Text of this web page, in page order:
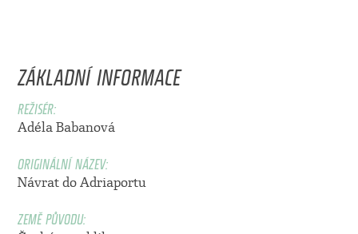
ZÁKLADNÍ INFORMACE
REŽISÉR:
Adéla Babanová
ORIGINÁLNÍ NÁZEV:
Návrat do Adriaportu
ZEMĚ PŮVODU: